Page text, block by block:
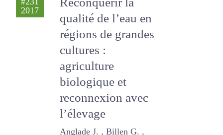
#231
2017
Reconquérir la
qualité de l’eau en
régions de grandes
cultures :
agriculture
biologique et
reconnexion avec
l’élevage